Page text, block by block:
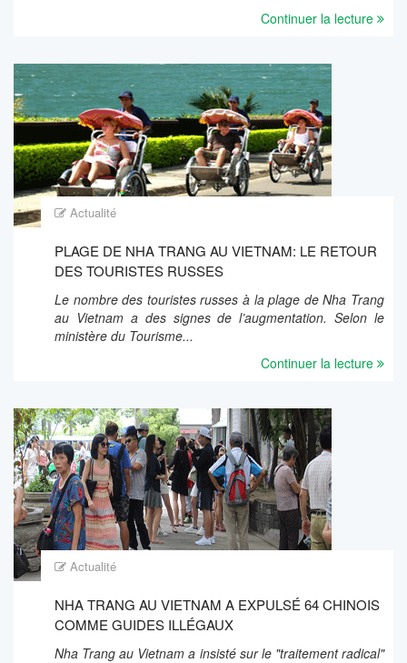
Continuer la lecture
Actualité
PLAGE DE NHA TRANG AU VIETNAM: LE RETOUR
DES TOURISTES RUSSES
Le nombre des touristes russes à la plage de Nha Trang
au Vietnam a des signes de l’augmentation. Selon le
ministère du Tourisme...
Continuer la lecture
Actualité
NHA TRANG AU VIETNAM A EXPULSÉ 64 CHINOIS
COMME GUIDES ILLÉGAUX
Nha Trang au Vietnam a insisté sur le "traitement radical"